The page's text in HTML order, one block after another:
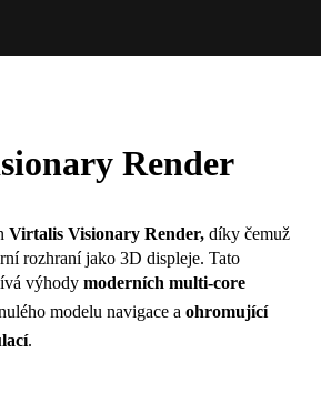
Render
Virtalis Visionary Render, díky čemuž
rozhraní jako 3D displeje. Tato
výhody moderních multi-core
modelu navigace a ohromující
.